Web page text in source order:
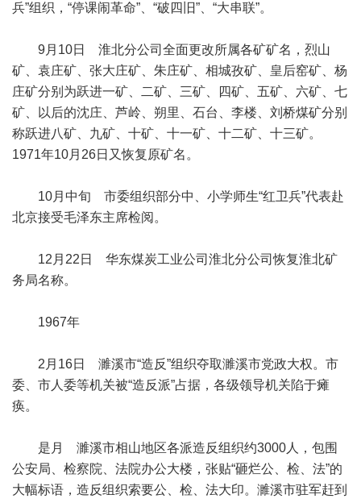
兵”组织，“停课闹革命”、“破四旧”、“大串联”。
9月10日 淮北分公司全面更改所属各矿矿名，烈山
矿、袁庄矿、张大庄矿、朱庄矿、相城孜矿、皇后窑矿、杨
庄矿分别为跃进一矿、二矿、三矿、四矿、五矿、六矿、七
矿、以后的沈庄、芦岭、朔里、石台、李楼、刘桥煤矿分别
称跃进八矿、九矿、十矿、十一矿、十二矿、十三矿。
1971年10月26日又恢复原矿名。
10月中旬 市委组织部分中、小学师生“红卫兵”代表赴
北京接受毛泽东主席检阅。
12月22日 华东煤炭工业公司淮北分公司恢复淮北矿
务局名称。
1967年
2月16日 濉溪市“造反”组织夺取濉溪市党政大权。市
委、市人委等机关被“造反派”占据，各级领导机关陷于瘫
痪。
是月 濉溪市相山地区各派造反组织约3000人，包围
公安局、检察院、法院办公大楼，张贴“砸烂公、检、法”的
大幅标语，造反组织索要公、检、法大印。濉溪市驻军赶到